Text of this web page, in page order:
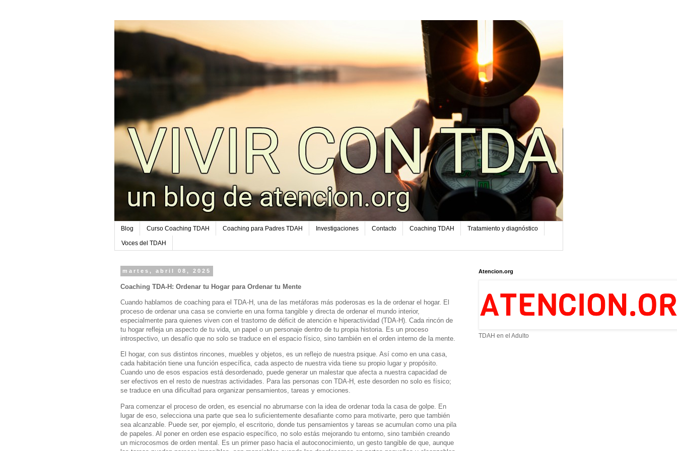
Blog Curso Coaching TDAH Coaching para Padres TDAH Investigaciones Contacto Coaching TDAH Tratamiento y diagnóstico
Voces del TDAH
martes, abril 08, 2025
Coaching TDA-H: Ordenar tu Hogar para Ordenar tu Mente
Cuando hablamos de coaching para el TDA-H, una de las metáforas más poderosas es la de ordenar el hogar. El
proceso de ordenar una casa se convierte en una forma tangible y directa de ordenar el mundo interior,
especialmente para quienes viven con el trastorno de déficit de atención e hiperactividad (TDA-H). Cada rincón de
tu hogar refleja un aspecto de tu vida, un papel o un personaje dentro de tu propia historia. Es un proceso
introspectivo, un desafío que no solo se traduce en el espacio físico, sino también en el orden interno de la mente.
El hogar, con sus distintos rincones, muebles y objetos, es un reflejo de nuestra psique. Así como en una casa,
cada habitación tiene una función específica, cada aspecto de nuestra vida tiene su propio lugar y propósito.
Cuando uno de esos espacios está desordenado, puede generar un malestar que afecta a nuestra capacidad de
ser efectivos en el resto de nuestras actividades. Para las personas con TDA-H, este desorden no solo es físico;
se traduce en una dificultad para organizar pensamientos, tareas y emociones.
Para comenzar el proceso de orden, es esencial no abrumarse con la idea de ordenar toda la casa de golpe. En
lugar de eso, selecciona una parte que sea lo suficientemente desafiante como para motivarte, pero que también
sea alcanzable. Puede ser, por ejemplo, el escritorio, donde tus pensamientos y tareas se acumulan como una pila
de papeles. Al poner en orden ese espacio específico, no solo estás mejorando tu entorno, sino también creando
un microcosmos de orden mental. Es un primer paso hacia el autoconocimiento, un gesto tangible de que, aunque
Atencion.org
TDAH en el Adulto